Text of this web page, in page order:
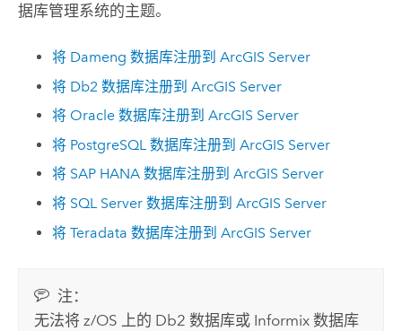
据库管理系统的主题。
将 Dameng 数据库注册到ArcGIS Server
将 Db2 数据库注册到ArcGIS Server
将 Oracle 数据库注册到ArcGIS Server
将 PostgreSQL 数据库注册到ArcGIS Server
将 SAP HANA 数据库注册到ArcGIS Server
将 SQL Server 数据库注册到ArcGIS Server
将Teradata 数据库注册到ArcGIS Server
注：
无法将 z/OS 上的 Db2 数据库或 Informix 数据库